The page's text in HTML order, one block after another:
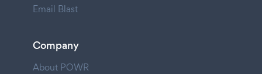
Email Blast
Company
About POWR